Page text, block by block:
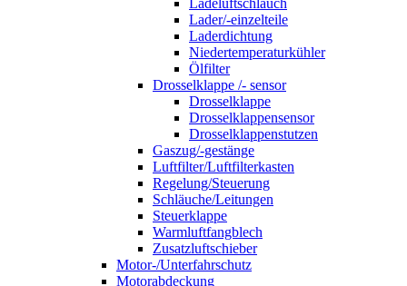
Ladeluftschlauch
Lader/-einzelteile
Laderdichtung
Niedertemperaturkühler
Ölfilter
Drosselklappe /- sensor
Drosselklappe
Drosselklappensensor
Drosselklappenstutzen
Gaszug/-gestänge
Luftfilter/Luftfilterkasten
Regelung/Steuerung
Schläuche/Leitungen
Steuerklappe
Warmluftfangblech
Zusatzluftschieber
Motor-/Unterfahrschutz
Motorabdeckung